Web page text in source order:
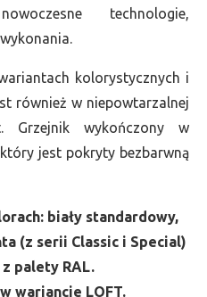
technologie,
kolorystycznych i
również w niepowtarzalnej
Grzejnik wykończony w
jest pokryty bezbarwną
biały standardowy,
(z serii Classic i Special)
palety RAL.
wariancie LOFT.